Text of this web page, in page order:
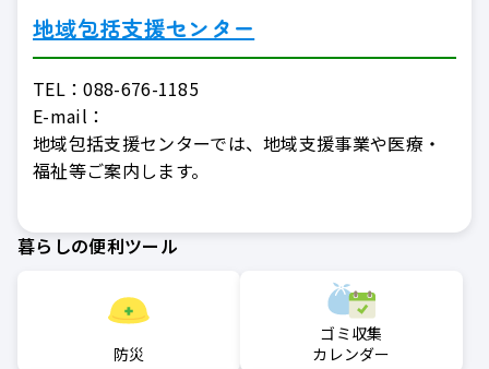
地域包括支援センター
TEL：088-676-1185
E-mail：
地域包括支援センターでは、地域支援事業や医療・
福祉等ご案内します。
暮らしの便利ツール
防災
ゴミ収集
カレンダー